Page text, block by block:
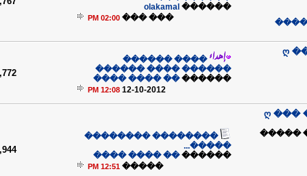
���
������
olakamal
��� ���
02:00 PM
ღ
���� ������
������ ���� ������
������
�� ���� ����
12-10-2012
12:08 PM
ღ ���
�� ��
�������� ��������
�����...
������
�� ���� ����
�����
12:51 PM